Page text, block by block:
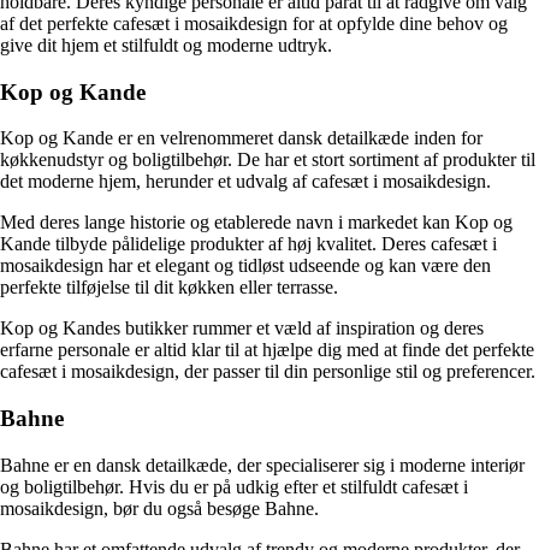
af det perfekte cafesæt i mosaikdesign for at opfylde dine behov og
give dit hjem et stilfuldt og moderne udtryk.
Kop og Kande
Kop og Kande er en velrenommeret dansk detailkæde inden for
køkkenudstyr og boligtilbehør. De har et stort sortiment af produkter til
det moderne hjem, herunder et udvalg af cafesæt i mosaikdesign.
Med deres lange historie og etablerede navn i markedet kan Kop og
Kande tilbyde pålidelige produkter af høj kvalitet. Deres cafesæt i
mosaikdesign har et elegant og tidløst udseende og kan være den
perfekte tilføjelse til dit køkken eller terrasse.
Kop og Kandes butikker rummer et væld af inspiration og deres
erfarne personale er altid klar til at hjælpe dig med at finde det perfekte
cafesæt i mosaikdesign, der passer til din personlige stil og preferencer.
Bahne
Bahne er en dansk detailkæde, der specialiserer sig i moderne interiør
og boligtilbehør. Hvis du er på udkig efter et stilfuldt cafesæt i
mosaikdesign, bør du også besøge Bahne.